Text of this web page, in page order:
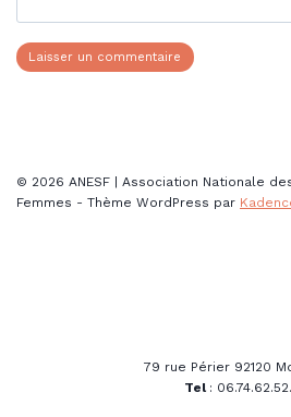
© 2026 ANESF | Association Nationale
Femmes - Thème WordPress par
79 rue Périer 92120
Tel :